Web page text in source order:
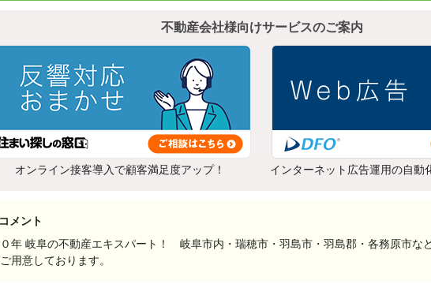
不動産会社様向けサービスのご案内
オンライン接客導入で顧客満足度アップ！ インターネット広告運用の自動
メント
年 岐阜の不動産エキスパート！ 岐阜市内・瑞穂市・羽島市・羽島郡・各務原市な
用意しております。